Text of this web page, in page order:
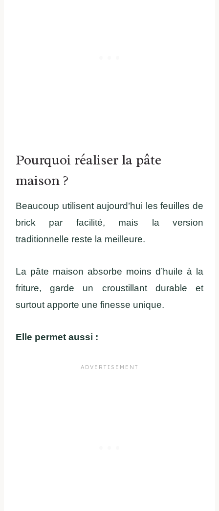
Pourquoi réaliser la pâte
maison ?
Beaucoup utilisent aujourd’hui les feuilles de
brick par facilité, mais la version
traditionnelle reste la meilleure.
La pâte maison absorbe moins d’huile à la
friture, garde un croustillant durable et
surtout apporte une finesse unique.
Elle permet aussi :